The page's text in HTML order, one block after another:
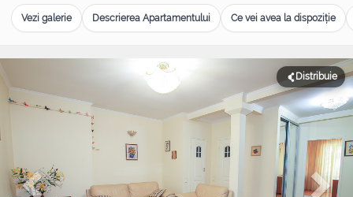
Vezi galerie Descrierea Apartamentului Ce vei avea la dispoziție
Distribuie